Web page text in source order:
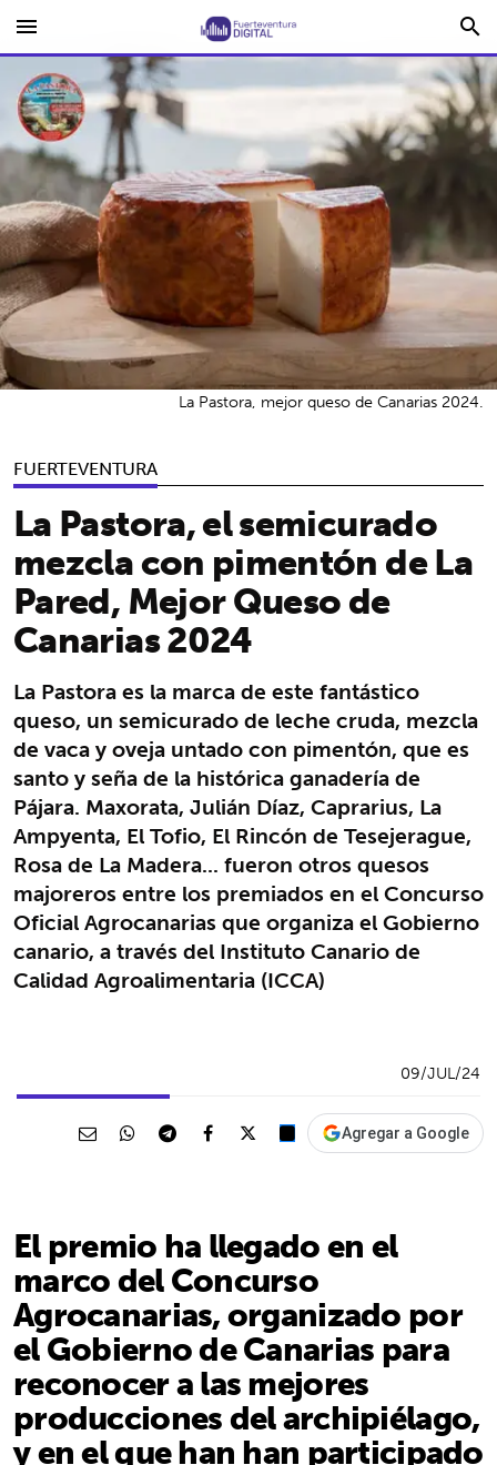
menu search
FUERTEVENTURA
La Pastora, el semicurado
mezcla con pimentón de La
Pared, Mejor Queso de
Canarias 2024
La Pastora es la marca de este fantástico
queso, un semicurado de leche cruda, mezcla
de vaca y oveja untado con pimentón, que es
santo y seña de la histórica ganadería de
Pájara. Maxorata, Julián Díaz, Caprarius, La
Ampyenta, El Tofio, El Rincón de Tesejerague,
Rosa de La Madera... fueron otros quesos
majoreros entre los premiados en el Concurso
Oficial Agrocanarias que organiza el Gobierno
canario, a través del Instituto Canario de
Calidad Agroalimentaria (ICCA)
La Pastora, mejor queso de Canarias 2024.
09/JUL/24
Agregar a Google
El premio ha llegado en el
marco del Concurso
Agrocanarias, organizado por
el Gobierno de Canarias para
reconocer a las mejores
producciones del archipiélago,
y en el que han han participado